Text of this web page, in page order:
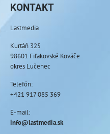
KONTAKT
Lastmedia
Kurtáň 325
98601 Fiľakovské Kováče
okres Lučenec
Telefón:
+421 917 085 369
E-mail:
info@lastmedia.sk